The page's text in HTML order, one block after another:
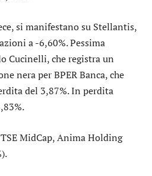
si manifestano su Stellantis,
a -6,60%. Pessima
Cucinelli, che registra un
nera perBPER Banca, che
del 3,87%. In perdita
MidCap,Anima Holding